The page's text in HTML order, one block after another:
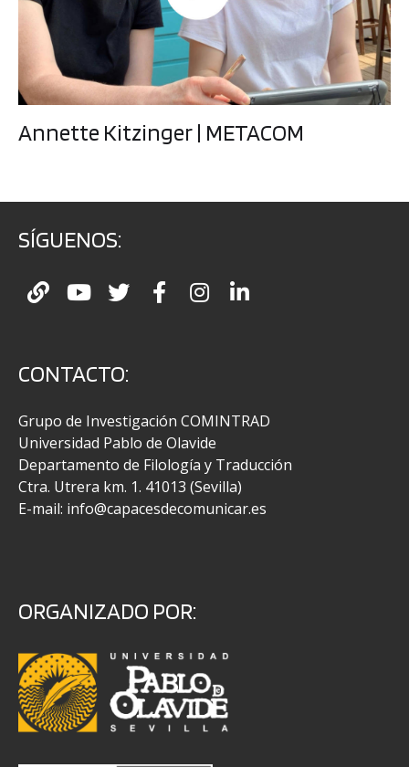
Annette Kitzinger | METACOM
SÍGUENOS:
CONTACTO:
Grupo de Investigación COMINTRAD
Universidad Pablo de Olavide
Departamento de Filología y Traducción
Ctra. Utrera km. 1. 41013 (Sevilla)
E-mail: info@capacesdecomunicar.es
ORGANIZADO POR: